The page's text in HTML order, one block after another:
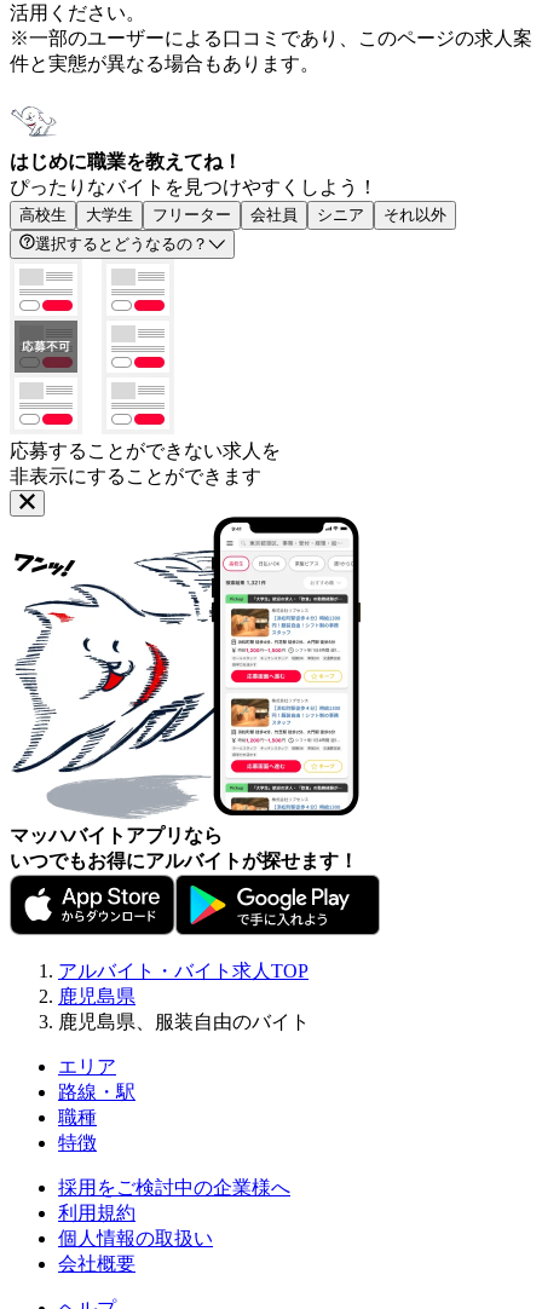
活用ください。
※一部のユーザーによる口コミであり、このページの求人案
件と実態が異なる場合もあります。
はじめに職業を教えてね！
ぴったりなバイトを見つけやすくしよう！
高校生 大学生 フリーター 会社員 シニア
それ以外
選択するとどうなるの？
応募することができない求人を
非表示にすることができます
マッハバイトアプリなら
いつでもお得にアルバイトが探せます！
アルバイト・バイト求人TOP
鹿児島県
鹿児島県、服装自由のバイト
エリア
路線・駅
職種
特徴
採用をご検討中の企業様へ
利用規約
個人情報の取扱い
会社概要